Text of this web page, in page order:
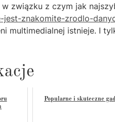
związku z czym jak
znakomite-zrodlo-
multimedialnej istnieje. I
Popularne i skuteczne